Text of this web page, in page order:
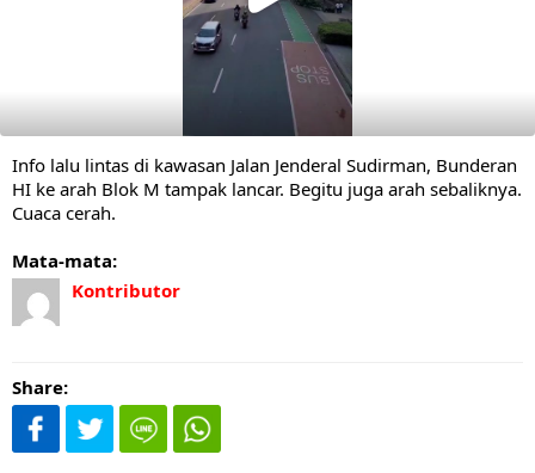
Info lalu lintas di kawasan Jalan Jenderal Sudirman, Bunderan
HI ke arah Blok M tampak lancar. Begitu juga arah sebaliknya.
Cuaca cerah.
Mata-mata:
Kontributor
Share: